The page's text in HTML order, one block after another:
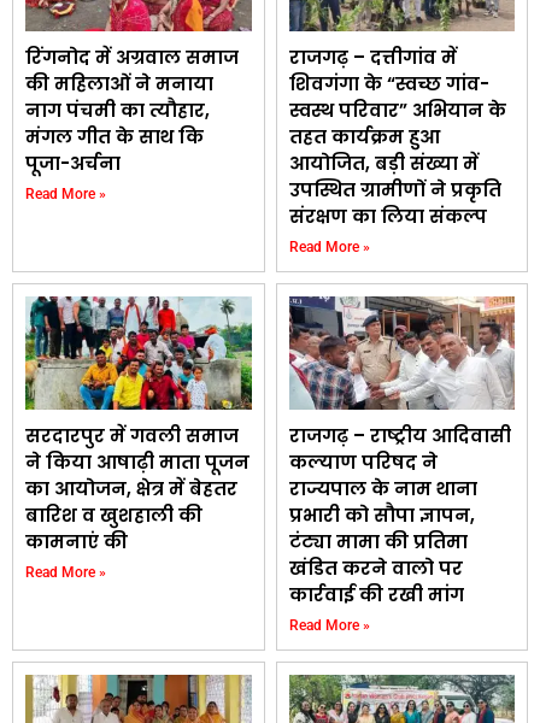
रिंगनोद में अग्रवाल समाज
की महिलाओं ने मनाया
नाग पंचमी का त्यौहार,
मंगल गीत के साथ कि
पूजा-अर्चना
Read More »
राजगढ़ – दत्तीगांव में
शिवगंगा के “स्वच्छ गांव-
स्वस्थ परिवार” अभियान के
तहत कार्यक्रम हुआ
आयोजित, बड़ी संख्या में
उपस्थित ग्रामीणों ने प्रकृति
संरक्षण का लिया संकल्प
Read More »
सरदारपुर में गवली समाज
ने किया आषाढ़ी माता पूजन
का आयोजन, क्षेत्र में बेहतर
बारिश व खुशहाली की
कामनाएं की
Read More »
राजगढ़ – राष्ट्रीय आदिवासी
कल्याण परिषद ने
राज्यपाल के नाम थाना
प्रभारी को सौपा ज्ञापन,
टंट्या मामा की प्रतिमा
खंडित करने वालो पर
कार्रवाई की रखी मांग
Read More »